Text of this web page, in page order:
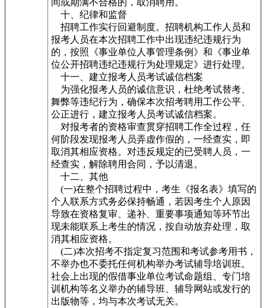
间或期满不合格的，取消聘用。
十、纪律和监督
招聘工作实行回避制度。招聘机构工作人员和
报考人员在本次招聘工作中出现违纪违规行为
的，按照《事业单位人事管理条例》和《事业单
位公开招聘违纪违规行为处理规定》进行处理。
十一、建立报考人员考试诚信档案
为强化报考人员的诚信意识，杜绝考试替考、
舞弊等违纪行为，确保本次招考聘用工作公平、
公正进行，建立报考人员考试诚信档案。
对报考者的资格审查贯穿招聘工作全过程，任
何阶段发现报考人员弄虚作假的，一经查实，即
取消其相应资格。对违反规定的已受聘人员，一
经查实，解除聘用合同，予以清退。
十二、其他
(一)在整个招聘过程中，考生《报名表》填写的
个人联系方式务必保持畅通，若因考生个人原因
导致在资格复审、递补、重要事项通知等环节出
现未能联系上考生的情况，按自动放弃处理，取
消其相应资格。
(二)本次招考不指定复习范围和考试参考用书，
不举办也不委托任何机构举办考试辅导培训班。
社会上出现的假借事业单位考试命题组、专门培
训机构等名义举办的辅导班、辅导网站或发行的
出版物等，均与本次考试无关。